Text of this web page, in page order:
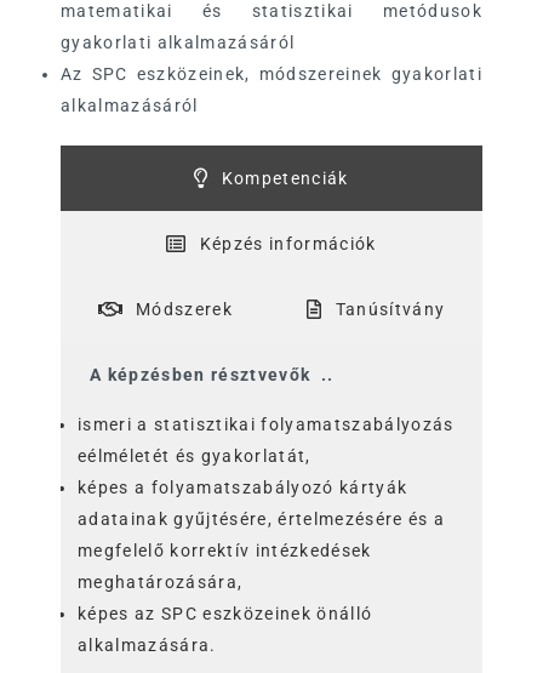
matematikai és statisztikai metódusok
gyakorlati alkalmazásáról
Az SPC eszközeinek, módszereinek gyakorlati
alkalmazásáról
Kompetenciák
Képzés információk
Módszerek Tanúsítvány
A képzésben résztvevők ..
ismeri a statisztikai folyamatszabályozás
eélméletét és gyakorlatát,
képes a folyamatszabályozó kártyák
adatainak gyűjtésére, értelmezésére és a
megfelelő korrektív intézkedések
meghatározására,
képes az SPC eszközeinek önálló
alkalmazására.